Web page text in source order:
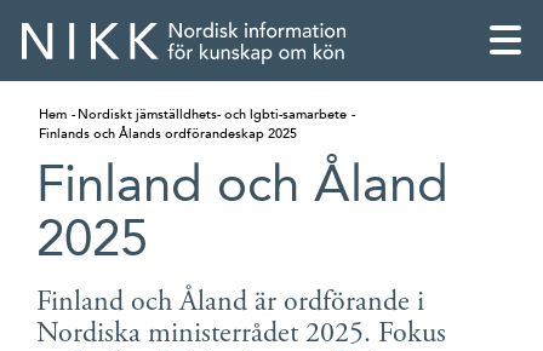
Hem
Nordiskt jämställdhets- och lgbti-samarbete
Finlands och Ålands ordförandeskap 2025
Finland och Åland
2025
Finland och Åland är ordförande i
Nordiska ministerrådet 2025. Fokus